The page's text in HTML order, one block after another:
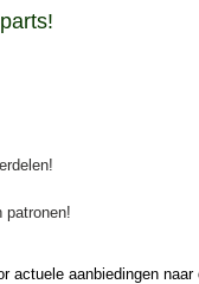
M10x1.25
patronen!
actuele aanbiedingen